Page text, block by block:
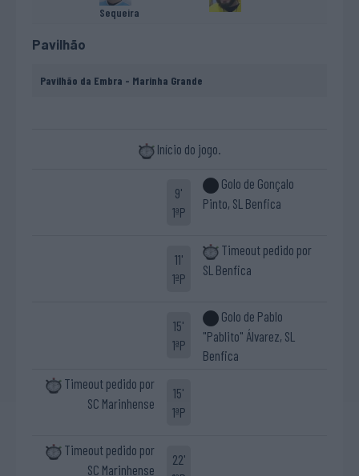
Sequeira
Pavilhão
Pavilhão da Embra - Marinha Grande
Início do jogo.
9'
1ªP
Golo de Gonçalo
Pinto, SL Benfica
11'
1ªP
Timeout pedido por
SL Benfica
15'
1ªP
Golo de Pablo
"Pablito" Álvarez, SL
Benfica
Timeout pedido por
SC Marinhense
15'
1ªP
Timeout pedido por
SC Marinhense
22'